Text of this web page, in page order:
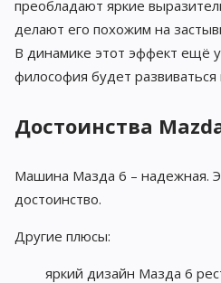
преобладают яркие
делают его похожим на
В динамике этот эффект ещё
философия будет
Достоинства
Машина Мазда 6 – надежная.
достоинство.
Другие плюсы:
яркий дизайн Мазда 6